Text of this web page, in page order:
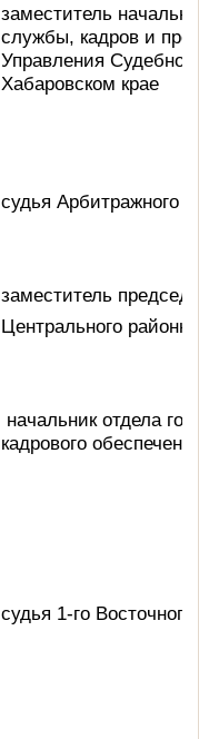
заместитель
службы, кадров и
Управления
Хабаровском крае
судья Арбитражного
заместитель
Центрального
начальник отдела
кадрового
судья 1-го